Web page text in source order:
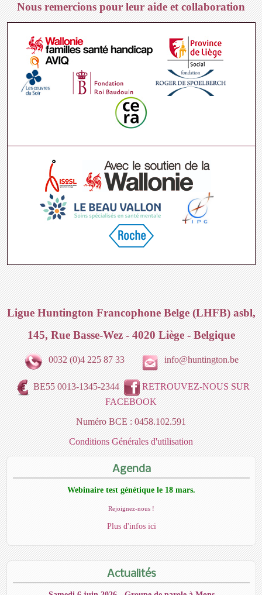
Nous remercions pour leur aide et collaboration
Ligue Huntington Francophone Belge (LHFB) asbl,
145, Rue Basse-Wez - 4020 Liège - Belgique
0032 (0)4 225 87 33 info@huntington.be
BE55 0013-1345-2344
RETROUVEZ-NOUS SUR
FACEBOOK
Numéro BCE : 0458.102.591
Conditions Générales d'utilisation
Agenda
Webinaire test génétique le 18 mars.
Rejoignez-nous !
Plus d'infos ici
Actualités